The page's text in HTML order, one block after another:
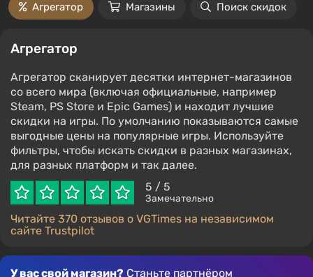
Агрегатор Магазины Поиск скидок
Агрегатор
Агрегатор сканирует десятки интернет-магазинов
со всего мира (включая официальные, например
Steam, PS Store и Epic Games) и находит лучшие
скидки на игры. По умолчанию показываются самые
выгодные цены на популярные игры. Используйте
фильтры, чтобы искать скидки в разных магазинах,
для разных платформ и так далее.
5 / 5
Замечательно
Читайте 370 отзывов о VGTimes на независимом
сайте Trustpilot
У вас свой магазин? Станьте партнёром